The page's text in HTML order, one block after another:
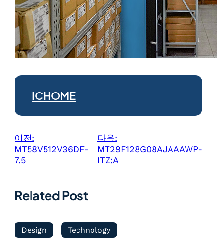
ICHOME
이전:
MT58V512V36DF-
7.5
다음:
MT29F128G08AJAAAWP-
ITZ:A
Related Post
Design Technology